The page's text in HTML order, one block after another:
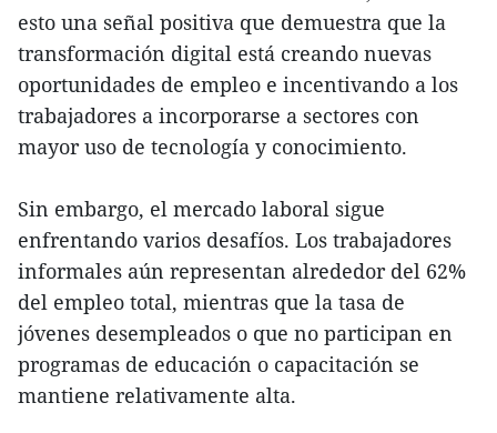
esto una señal positiva que demuestra que la
transformación digital está creando nuevas
oportunidades de empleo e incentivando a los
trabajadores a incorporarse a sectores con
mayor uso de tecnología y conocimiento.
Sin embargo, el mercado laboral sigue
enfrentando varios desafíos. Los trabajadores
informales aún representan alrededor del 62%
del empleo total, mientras que la tasa de
jóvenes desempleados o que no participan en
programas de educación o capacitación se
mantiene relativamente alta.